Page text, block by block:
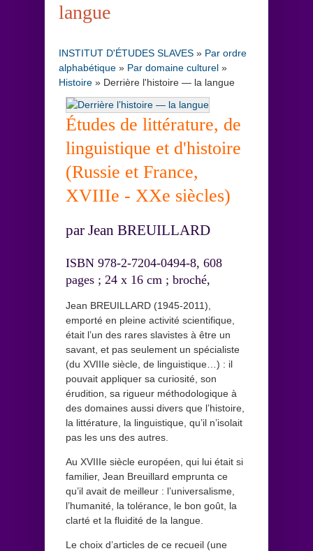
langue
INSTITUT D'ÉTUDES SLAVES » Par ordre
alphabétique » Par domaine culturel »
Histoire » Derrière l'histoire — la langue
Études de littérature, de
linguistique et d'histoire
(Russie et France,
XVIIIe - XXe siècles)
par Jean BREUILLARD
ISBN 978-2-7204-0494-8, 608
pages ; 24 x 16 cm ; broché,
Jean BREUILLARD (1945-2011),
emporté en pleine activité scientifique,
était l’un des rares slavistes à être un
savant, et pas seulement un spécialiste
(du XVIIIe siècle, de linguistique…) : il
pouvait appliquer sa curiosité, son
érudition, sa rigueur méthodologique à
des domaines aussi divers que l’histoire,
la littérature, la linguistique, qu’il n’isolait
pas les uns des autres.
Au XVIIIe siècle européen, qui lui était si
familier, Jean Breuillard emprunta ce
qu’il avait de meilleur : l’universalisme,
l’humanité, la tolérance, le bon goût, la
clarté et la fluidité de la langue.
Le choix d’articles de ce recueil (une